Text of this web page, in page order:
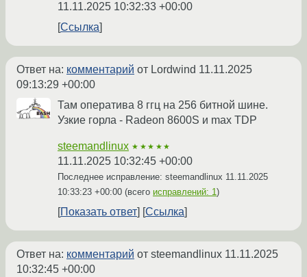
11.11.2025 10:32:33 +00:00
Ссылка
Ответ на: комментарий от Lordwind 11.11.2025
09:13:29 +00:00
Там оператива 8 ггц на 256 битной шине.
Узкие горла - Radeon 8600S и max TDP
steemandlinux ★★★★★
11.11.2025 10:32:45 +00:00
Последнее исправление: steemandlinux 11.11.2025
10:33:23 +00:00 (всего исправлений: 1)
Показать ответ Ссылка
Ответ на: комментарий от steemandlinux 11.11.2025
10:32:45 +00:00